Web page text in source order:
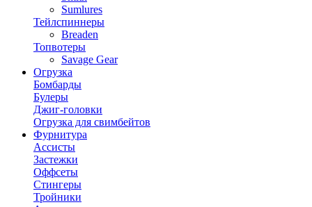
Sumlures
Тейлспиннеры
Breaden
Топвотеры
Savage Gear
Огрузка
Бомбарды
Булеры
Джиг-головки
Огрузка для свимбейтов
Фурнитура
Ассисты
Застежки
Оффсеты
Стингеры
Тройники